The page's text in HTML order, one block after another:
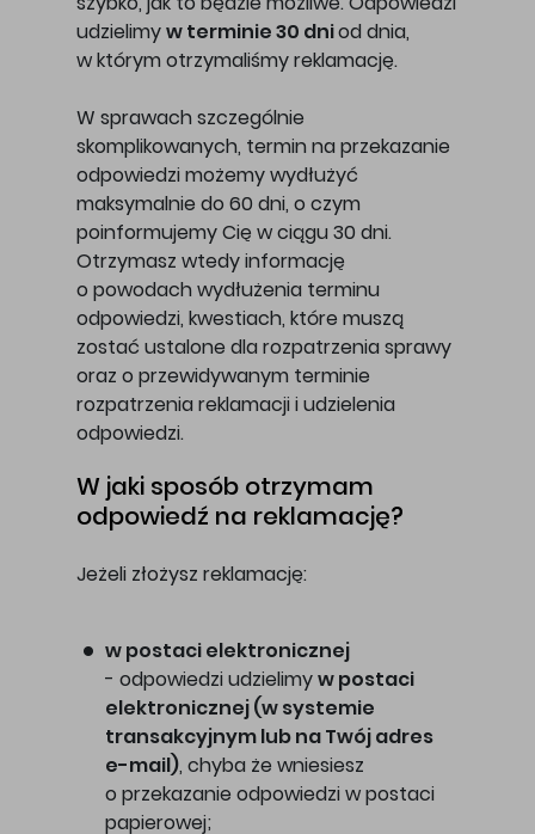
udzielimyw terminie 30 dniod dnia,
w którym otrzymaliśmy reklamację.
W sprawach szczególnie
skomplikowanych, termin na przekazanie
odpowiedzi możemy wydłużyć
maksymalnie do 60 dni, o czym
poinformujemy Cię w ciągu 30 dni.
Otrzymasz wtedy informację
o powodach wydłużenia terminu
odpowiedzi, kwestiach, które muszą
zostać ustalone dla rozpatrzenia sprawy
oraz o przewidywanym terminie
rozpatrzenia reklamacji i udzielenia
odpowiedzi.
W jaki sposób otrzymam
odpowiedź na reklamację?
Jeżeli złożysz reklamację:
w postaci elektronicznej
- odpowiedzi udzielimyw postaci
elektronicznej (w systemie
transakcyjnym lub na Twój adres
e-mail), chyba że wniesiesz
o przekazanie odpowiedzi w postaci
papierowej;